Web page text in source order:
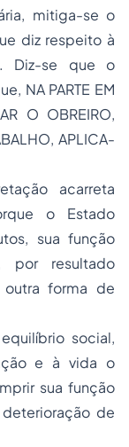
mitiga-se o
diz respeito à
Diz-se que o
NA PARTE EM
O OBREIRO,
APLICA-
acarreta
o Estado
sua função
por resultado
forma de
social,
e à vida o
sua função
de